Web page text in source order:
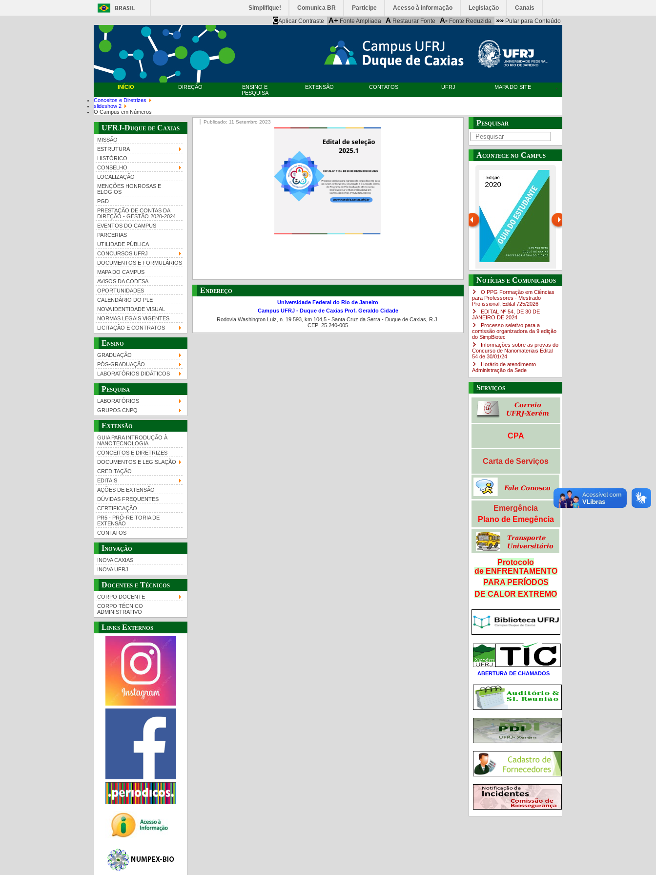
BRASIL Simplifique! Comunica BR Participe Acesso à informação Legislação Canais
CAplicar Contraste A+ Fonte Ampliada A Restaurar Fonte A- Fonte Reduzida »» Pular para Conteúdo
INÍCIO DIREÇÃO
ENSINO E
PESQUISA
EXTENSÃO CONTATOS UFRJ MAPA DO SITE
Conceitos e Diretrizes
slideshow 2
O Campus em Números
UFRJ-Duque de Caxias
MISSÃO
ESTRUTURA
HISTÓRICO
CONSELHO
LOCALIZAÇÃO
MENÇÕES HONROSAS E
ELOGIOS
PGD
PRESTAÇÃO DE CONTAS DA
DIREÇÃO - GESTÃO 2020-2024
EVENTOS DO CAMPUS
PARCERIAS
UTILIDADE PÚBLICA
CONCURSOS UFRJ
DOCUMENTOS E FORMULÁRIOS
MAPA DO CAMPUS
AVISOS DA CODESA
OPORTUNIDADES
CALENDÁRIO DO PLE
NOVA IDENTIDADE VISUAL
NORMAS LEGAIS VIGENTES
LICITAÇÃO E CONTRATOS
Ensino
GRADUAÇÃO
PÓS-GRADUAÇÃO
LABORATÓRIOS DIDÁTICOS
Pesquisa
LABORATÓRIOS
GRUPOS CNPQ
Extensão
GUIA PARA INTRODUÇÃO À
NANOTECNOLOGIA
CONCEITOS E DIRETRIZES
DOCUMENTOS E LEGISLAÇÃO
CREDITAÇÃO
EDITAIS
AÇÕES DE EXTENSÃO
DÚVIDAS FREQUENTES
CERTIFICAÇÃO
PR5 - PRÓ-REITORIA DE
EXTENSÃO
CONTATOS
Inovação
INOVA CAXIAS
INOVA UFRJ
Docentes e Técnicos
CORPO DOCENTE
CORPO TÉCNICO
ADMINISTRATIVO
Links Externos
Publicado: 11 Setembro 2023
Endereço
Universidade Federal do Rio de Janeiro
Campus UFRJ - Duque de Caxias Prof. Geraldo Cidade
Rodovia Washington Luiz, n. 19.593, km 104,5 - Santa Cruz da Serra - Duque de Caxias, R.J.
CEP: 25.240-005
Pesquisar
Acontece no Campus
Guia do estudante
UFRJ 100 anos Notícias e Comunicados
O PPG Formação em Ciências
para Professores - Mestrado
Profissional, Edital ​725/202​6
EDITAL Nº 54, DE 30 DE
JANEIRO DE 2024
Processo seletivo para a
comissão organizadora da 9 edição
do SimpBiotec
Informações sobre as provas do
Concurso de Nanomateriais Edital
54 de 30/01/24
Horário de atendimento
Administração da Sede
Serviços
CPA
Carta de Serviços
Emergência
Plano de Emegência
Protocolo
de ENFRENTAMENTO
PARA PERÍODOS
DE CALOR EXTREMO
ABERTURA DE CHAMADOS